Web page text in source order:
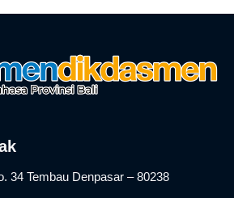
34 Tembau Denpasar – 80238